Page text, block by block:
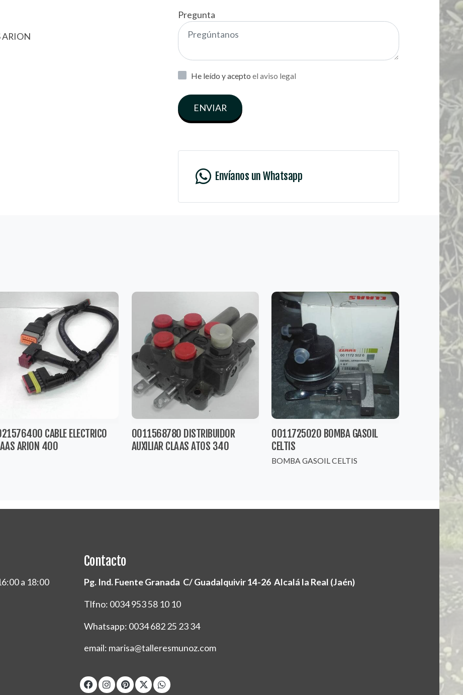
ARION
Pregunta
He leído y acepto el aviso legal
ENVIAR
Envíanos un Whatsapp
CABLE ELECTRICO
ARION 400
0011568780 DISTRIBUIDOR
AUXILIAR CLAAS ATOS 340
0011725020 BOMBA GASOIL
CELTIS
BOMBA GASOIL CELTIS
a 18:00
Contacto
Pg. Ind. Fuente Granada C/ Guadalquivir 14-26 Alcalá la Real (Jaén)
Tlfno: 0034 953 58 10 10
Whatsapp: 0034 682 25 23 34
email: marisa@talleresmunoz.com